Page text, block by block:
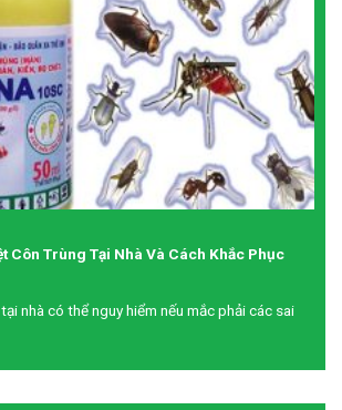
Côn Trùng Tại Nhà Và Cách Khắc Phục
nhà có thể nguy hiểm nếu mắc phải các sai